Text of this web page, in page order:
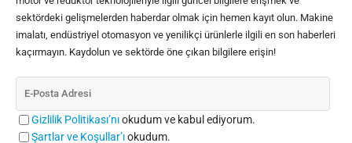
sektördeki gelişmelerden haberdar olmak için hemen kayıt olun. Makine
imalatı, endüstriyel otomasyon ve yenilikçi ürünlerle ilgili en son haberleri
kaçırmayın. Kaydolun ve sektörde öne çıkan bilgilere erişin!
Gizlilik Politikası’nıokudum ve kabul ediyorum.
Şartlar ve Koşullar’ıokudum.